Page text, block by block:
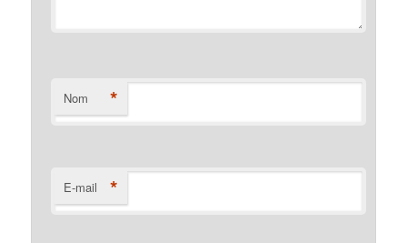
Nom *
E-mail *